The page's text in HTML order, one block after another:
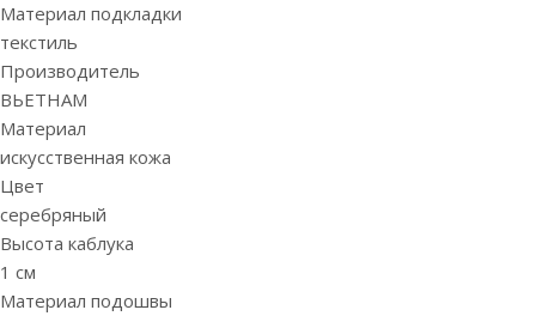
Материал подкладки
текстиль
Производитель
ВЬЕТНАМ
Материал
искусственная кожа
Цвет
серебряный
Высота каблука
1 см
Материал подошвы